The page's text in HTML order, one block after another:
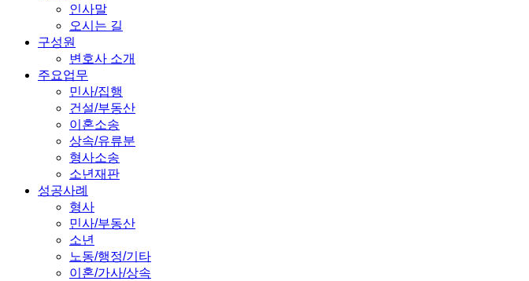
인사말
오시는 길
구성원
변호사 소개
주요업무
민사/집행
건설/부동산
이혼소송
상속/유류분
형사소송
소년재판
성공사례
형사
민사/부동산
소년
노동/행정/기타
이혼/가사/상속